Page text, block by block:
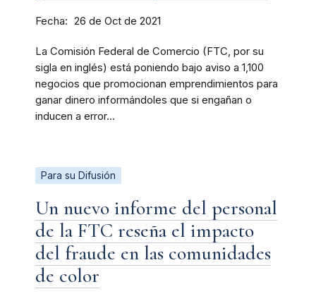
Fecha 26 de Oct de 2021
La Comisión Federal de Comercio (FTC, por su
sigla en inglés) está poniendo bajo aviso a 1,100
negocios que promocionan emprendimientos para
ganar dinero informándoles que si engañan o
inducen a error...
Para su Difusión
Un nuevo informe del personal
de la FTC reseña el impacto
del fraude en las comunidades
de color